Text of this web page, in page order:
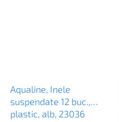
Aqualine, Inele
suspendate 12 buc.,
plastic, alb, 23036